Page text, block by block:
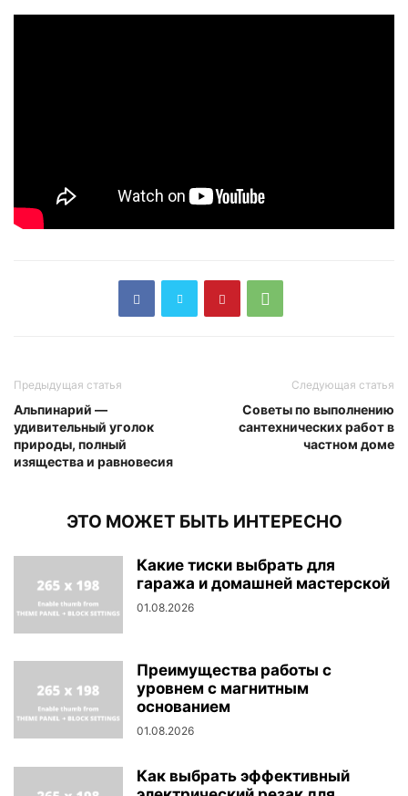
Предыдущая статья
Альпинарий —
удивительный уголок
природы, полный
изящества и равновесия
Следующая статья
Советы по выполнению
сантехнических работ в
частном доме
ЭТО МОЖЕТ БЫТЬ ИНТЕРЕСНО
Какие тиски выбрать для
гаража и домашней мастерской
01.08.2026
Преимущества работы с
уровнем с магнитным
основанием
01.08.2026
Как выбрать эффективный